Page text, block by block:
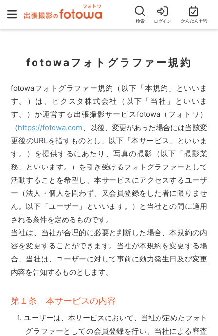
検索 ログイン かんたん予約
fotowaフォトグラファー規約
fotowaフォトグラファー規約（以下「本規約」といいま
す。）は、ピクスタ株式会社（以下「当社」といいま
す。）が運営する出張撮影サービスfotowa（フォトワ）
（https://fotowa.com 、以後、変更があった場合には当該変
更後のURLを指すものとし、以下「本サービス」といいま
す。）を提供するにあたり、写真の撮影（以下「撮影業
務」といいます。）を引き受けるフォトグラファーとして
活動することを希望し、本サービスにアクセスするユーザ
ー（法人・個人を問わず、又会員登録をした者に限りませ
ん。以下「ユーザー」といいます。）と当社との間に適用
される条件を定めるものです。
当社は、当社が合理的に必要と判断した場合、本規約の内
容を変更することができます。当社が本規約を変更する場
合、当社は、ユーザーに対して事前に効力発生日及び変更
内容を告知するものとします。
第１条 本サービスの内容
ユーザーは、本サービスにおいて、当社が定めたフォト
グラファーとしての会員登録を行い、当社による審査